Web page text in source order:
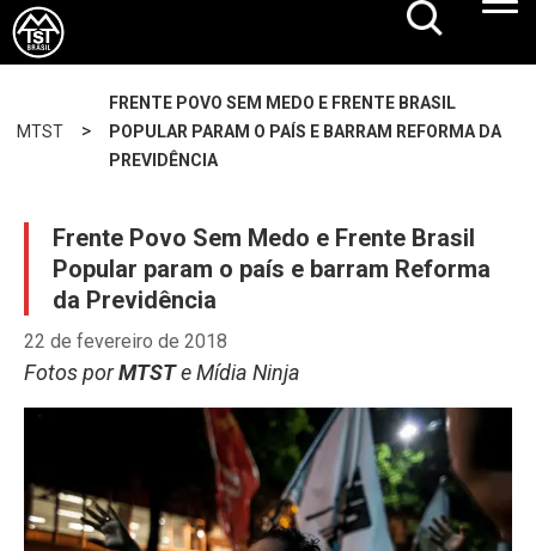
MTST >
FRENTE POVO SEM MEDO E FRENTE BRASIL
POPULAR PARAM O PAÍS E BARRAM REFORMA DA
PREVIDÊNCIA
Frente Povo Sem Medo e Frente Brasil
Popular param o país e barram Reforma
da Previdência
22 de fevereiro de 2018
Fotos porMTSTe Mídia Ninja